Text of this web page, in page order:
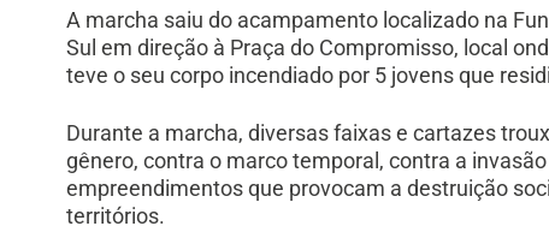
A marcha saiu do acampamento localizado na
Sul em direção à Praça do Compromisso, local
teve o seu corpo incendiado por 5 jovens que
Durante a marcha, diversas faixas e cartazes
gênero, contra o marco temporal, contra a
empreendimentos que provocam a destruição
territórios.